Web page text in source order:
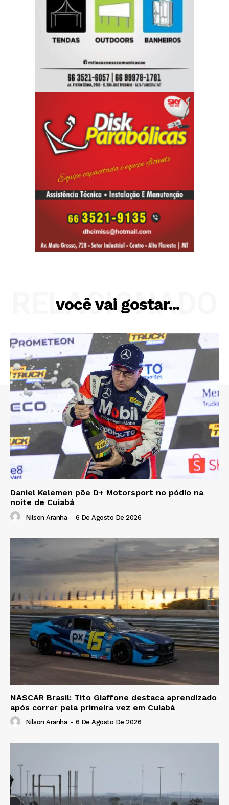
você vai gostar...
RELACIONADO
Daniel Kelemen põe D+ Motorsport no pódio na
noite de Cuiabá
Nilson Aranha - 6 De Agosto De 2026
NASCAR Brasil: Tito Giaffone destaca aprendizado
após correr pela primeira vez em Cuiabá
Nilson Aranha - 6 De Agosto De 2026